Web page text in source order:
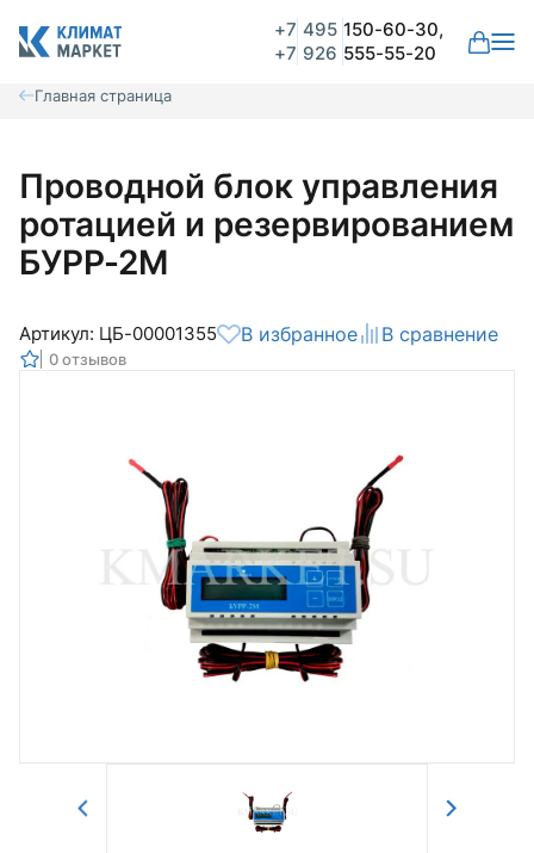
+7 495 150-60-30,
+7 926 555-55-20
Главная страница
Проводной блок управления
ротацией и резервированием
БУРР-2М
Артикул: ЦБ-00001355 В избранное В сравнение
0 отзывов
Комментарий
был создан автоматически.
Для оформления заказа необходимо
войти в личный кабинет.
Авторизоваться